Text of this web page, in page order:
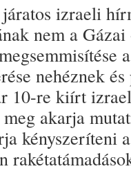
izraeli
nem a
nehéznek
10-re kiírt
akarja
kényszeríteni